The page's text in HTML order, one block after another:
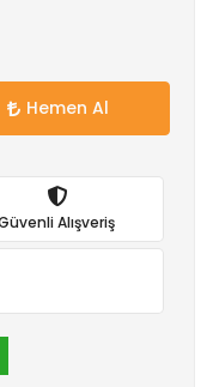
Hemen Al
Alışveriş